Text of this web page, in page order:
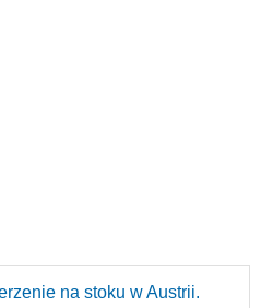
na stoku w Austrii.